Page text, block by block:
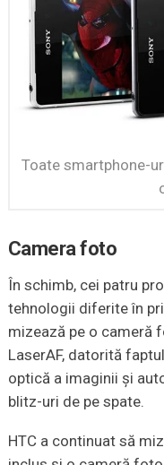
Toate smartphone-
Camera foto
În schimb, cei patru
tehnologii diferite în
mizează pe o cameră
LaserAF, datorită
optică a imaginii şi
blitz-uri de pe spate.
HTC a continuat să